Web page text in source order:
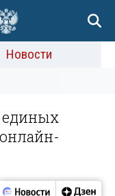
Новости
единых